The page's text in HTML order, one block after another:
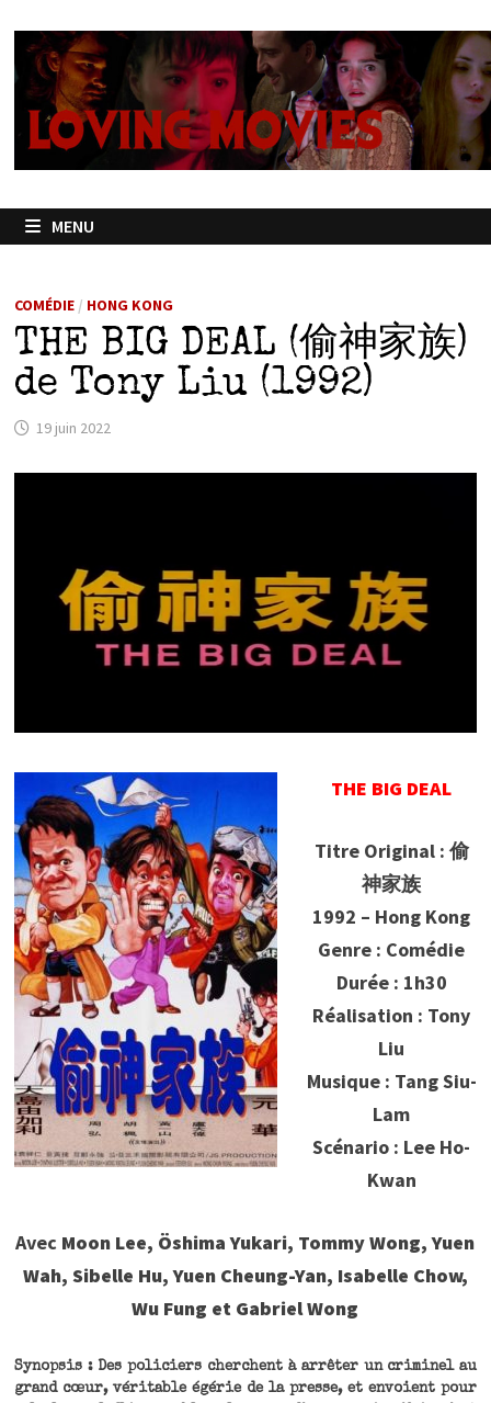
contenu
MENU
COMÉDIE/ HONG KONG
THE BIG DEAL (偷神家族)
de Tony Liu (1992)
19 juin 2022
THE BIG DEAL
Titre Original : 偷
神家族
1992 – Hong Kong
Genre : Comédie
Durée : 1h30
Réalisation : Tony
Liu
Musique : Tang Siu-
Lam
Scénario : Lee Ho-
Kwan
Avec Moon Lee, Öshima Yukari, Tommy Wong, Yuen
Wah, Sibelle Hu, Yuen Cheung-Yan, Isabelle Chow,
Wu Fung et Gabriel Wong
Synopsis : Des policiers cherchent à arrêter un criminel au
grand cœur, véritable égérie de la presse, et envoient pour